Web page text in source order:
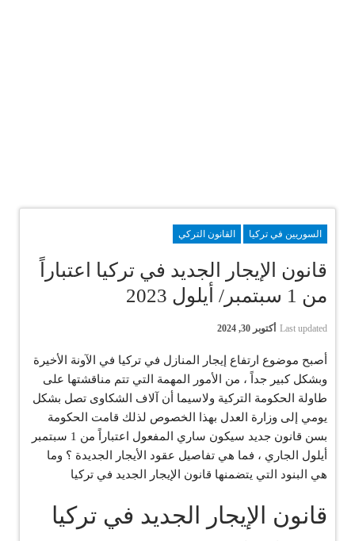
السوريين في تركيا القانون التركي
قانون الإيجار الجديد في تركيا اعتباراً
من 1 سبتمبر/ أيلول 2023
Last updated أكتوبر 30, 2024
أصبح موضوع ارتفاع إيجار المنازل في تركيا في الآونة الأخيرة
وبشكل كبير جداً ، من الأمور المهمة التي تتم مناقشتها على
طاولة الحكومة التركية ولاسيما أن آلاف الشكاوى تصل بشكل
يومي إلى وزارة العدل بهذا الخصوص لذلك قامت الحكومة
بسن قانون جديد سيكون ساري المفعول اعتباراً من 1 سبتمبر
أيلول الجاري ، فما هي تفاصيل عقود الأيجار الجديدة ؟ وما
هي البنود التي يتضمنها قانون الإيجار الجديد في تركيا
قانون الإيجار الجديد في تركيا